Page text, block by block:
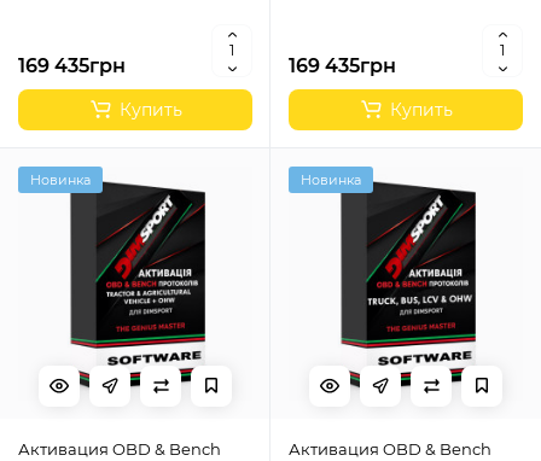
169 435грн
Купить
169 435грн
Купить
Новинка
Активация OBD & Bench
Новинка
Активация OBD & Bench